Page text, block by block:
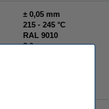
± 0,05 mm
215 - 245 °C
RAL 9010
8,0 cm